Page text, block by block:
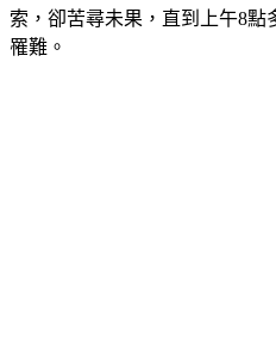
索，卻苦尋未果，直到上午8
罹難。